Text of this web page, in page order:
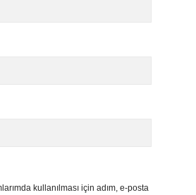
kullanılması için adım, e-posta